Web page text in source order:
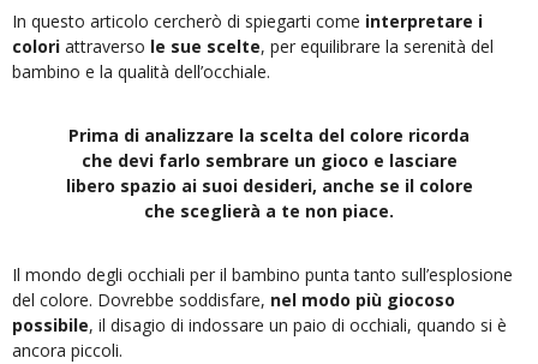
In questo articolo cercherò di spiegarti come interpretare i
colori attraverso le sue scelte, per equilibrare la serenità del
bambino e la qualità dell’occhiale.
Prima di analizzare la scelta del colore ricorda
che devi farlo sembrare un gioco e lasciare
libero spazio ai suoi desideri, anche se il colore
che sceglierà a te non piace.
Il mondo degli occhiali per il bambino punta tanto sull’esplosione
del colore. Dovrebbe soddisfare, nel modo più giocoso
possibile, il disagio di indossare un paio di occhiali, quando si è
ancora piccoli.